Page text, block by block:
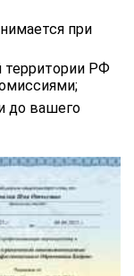
при
территории РФ
до вашего